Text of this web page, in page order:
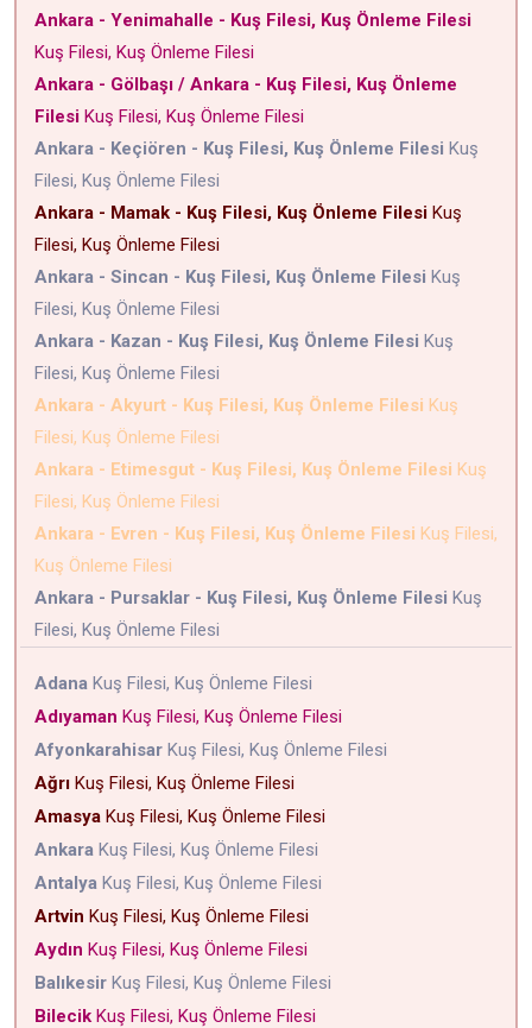
Ankara - Yenimahalle - Kuş Filesi, Kuş Önleme Filesi
Kuş Filesi, Kuş Önleme Filesi
Ankara - Gölbaşı / Ankara - Kuş Filesi, Kuş Önleme
Filesi Kuş Filesi, Kuş Önleme Filesi
Ankara - Keçiören - Kuş Filesi, Kuş Önleme Filesi Kuş
Filesi, Kuş Önleme Filesi
Ankara - Mamak - Kuş Filesi, Kuş Önleme Filesi Kuş
Filesi, Kuş Önleme Filesi
Ankara - Sincan - Kuş Filesi, Kuş Önleme Filesi Kuş
Filesi, Kuş Önleme Filesi
Ankara - Kazan - Kuş Filesi, Kuş Önleme Filesi Kuş
Filesi, Kuş Önleme Filesi
Ankara - Akyurt - Kuş Filesi, Kuş Önleme Filesi Kuş
Filesi, Kuş Önleme Filesi
Ankara - Etimesgut - Kuş Filesi, Kuş Önleme Filesi Kuş
Filesi, Kuş Önleme Filesi
Ankara - Evren - Kuş Filesi, Kuş Önleme Filesi Kuş Filesi,
Kuş Önleme Filesi
Ankara - Pursaklar - Kuş Filesi, Kuş Önleme Filesi Kuş
Filesi, Kuş Önleme Filesi
Adana Kuş Filesi, Kuş Önleme Filesi
Adıyaman Kuş Filesi, Kuş Önleme Filesi
Afyonkarahisar Kuş Filesi, Kuş Önleme Filesi
Ağrı Kuş Filesi, Kuş Önleme Filesi
Amasya Kuş Filesi, Kuş Önleme Filesi
Ankara Kuş Filesi, Kuş Önleme Filesi
Antalya Kuş Filesi, Kuş Önleme Filesi
Artvin Kuş Filesi, Kuş Önleme Filesi
Aydın Kuş Filesi, Kuş Önleme Filesi
Balıkesir Kuş Filesi, Kuş Önleme Filesi
Bilecik Kuş Filesi, Kuş Önleme Filesi